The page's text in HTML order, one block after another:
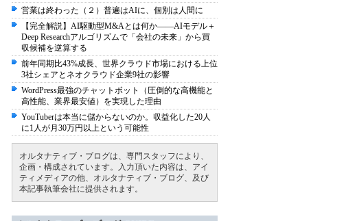
営業は終わった（２）普遍はAIに、個別は人間に
【完全解説】AI駆動型M&Aとは何か――AIモデル＋
Deep Researchアルゴリズムで「会社の未来」から買
収候補を逆算する
前年同期比43%成長、世界クラウド市場における上位
3社シェアとネオクラウド企業9社の影響
WordPress最強のチャットボット（圧倒的な高機能と
高性能、業界最安値）を実現した理由
YouTuberは本当に儲からないのか。収益化した20人
に1人が月30万円以上という可能性
オルタナティブ・ブログは、専門スタッフにより、
企画・構成されています。入力頂いた内容は、アイ
ティメディアの他、オルタナティブ・ブログ、及び
本記事執筆会社に提供されます。